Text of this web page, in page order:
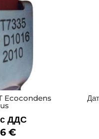
Ecocondens
с ДДС
€